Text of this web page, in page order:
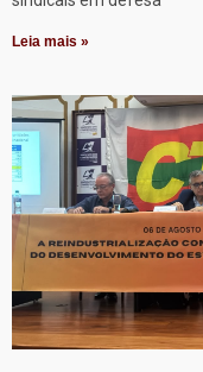
Leia mais »